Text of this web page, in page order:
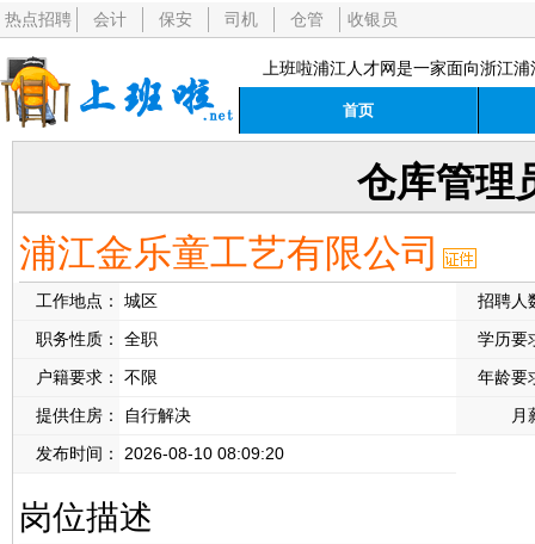
热点招聘 会计 保安 司机 仓管 收银员
上班啦浦江人才网是一家面向浙江
首页
仓库管理
浦江金乐童工艺有限公司
工作地点： 城区
招聘人
职务性质：
全职
学历要
户籍要求：
不限
年龄要
提供住房：
自行解决
月
发布时间：
2026-08-10 08:09:20
岗位描述